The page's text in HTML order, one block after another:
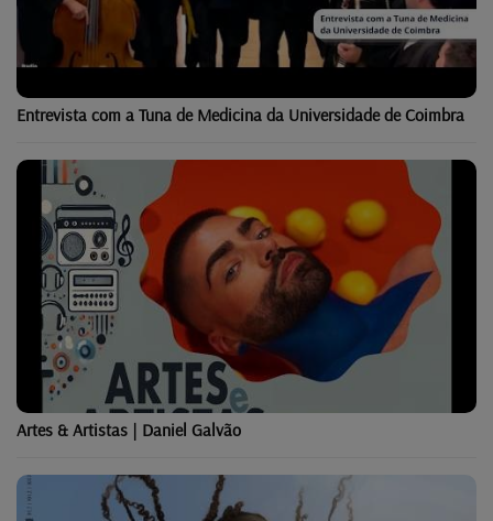
Entrevista com a Tuna de Medicina da Universidade de Coimbra
Artes & Artistas | Daniel Galvão